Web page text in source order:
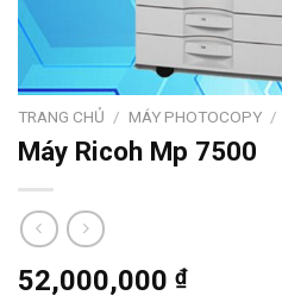
TRANG CHỦ / MÁY PHOTOCOPY /
Máy Ricoh Mp 7500
52,000,000 ₫